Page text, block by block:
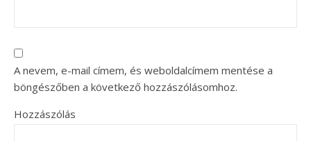
A nevem, e-mail címem, és weboldalcímem mentése a
böngészőben a következő hozzászólásomhoz.
Hozzászólás